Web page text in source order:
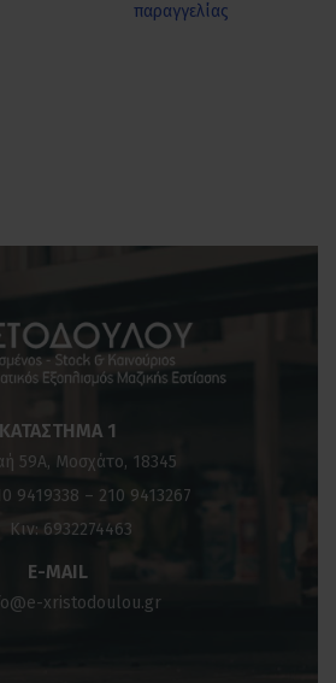
παραγγελίας
ΚΑΤΆΣΤΗΜΑ 1
59Α, Μοσχάτο, 18345
9419338 – 210 9413267
Κιν: 6932274463
E-MAIL
xristodoulou.gr